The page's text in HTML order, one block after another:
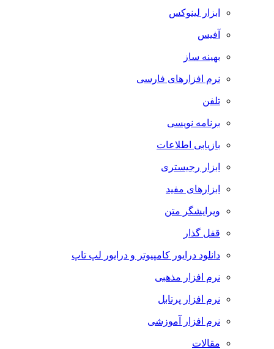
ابزار لینوکس
آفیس
بهینه ساز
نرم افزارهای فارسی
تلفن
برنامه نویسی
بازیابی اطلاعات
ابزار رجیستری
ابزارهای مفید
ویرایشگر متن
قفل گذار
دانلود درایور کامپیوتر و درایور لپ تاپ
نرم افزار مذهبی
نرم افزار پرتابل
نرم افزار آموزشی
مقالات